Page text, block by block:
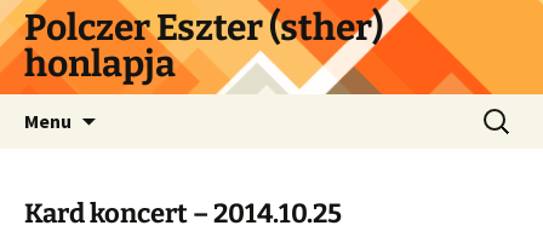
Skip
to
content
Polczer Eszter (sther)
honlapja
Menu
Search
for:
Kard koncert – 2014.10.25